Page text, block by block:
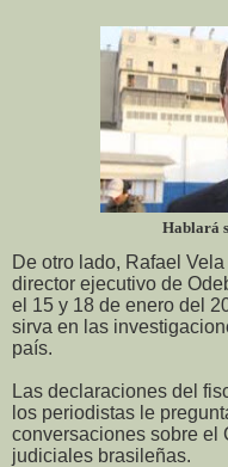
Hablará
De otro lado, Rafael
director ejecutivo de
el 15 y 18 de enero del
sirva en las
país.
Las declaraciones del
los periodistas le
conversaciones sobre el
judiciales brasileñas.